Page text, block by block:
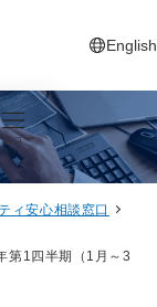
English
新しいタ
ニュー
ィ安心相談窓口
第1四半期（1月～3